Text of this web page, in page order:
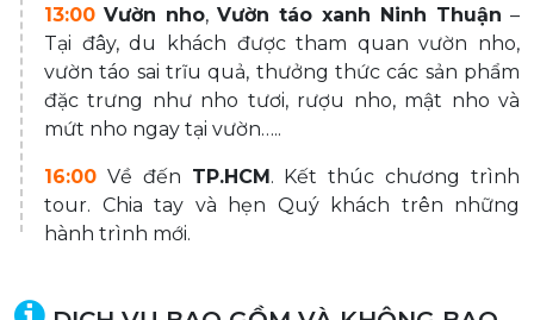
13:00 Vườn nho, Vườn táo xanh Ninh Thuận –
Tại đây, du khách được tham quan vườn nho,
vườn táo sai trĩu quả, thưởng thức các sản phẩm
đặc trưng như nho tươi, rượu nho, mật nho và
mứt nho ngay tại vườn…..
16:00 Về đến TP.HCM. Kết thúc chương trình
tour. Chia tay và hẹn Quý khách trên những
hành trình mới.